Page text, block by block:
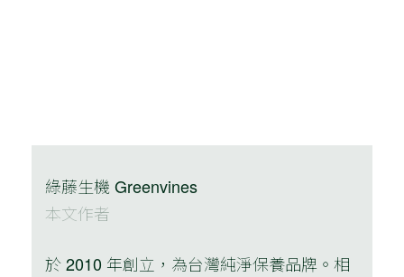
綠藤生機 Greenvines
本文作者
於 2010 年創立，為台灣純淨保養品牌。相